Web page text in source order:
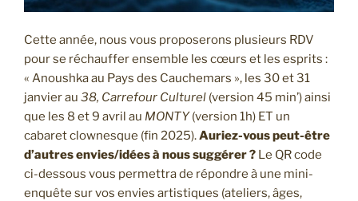
Cette année, nous vous proposerons plusieurs RDV
pour se réchauffer ensemble les cœurs et les esprits :
« Anoushka au Pays des Cauchemars », les 30 et 31
janvier au 38, Carrefour Culturel (version 45 min’) ainsi
que les 8 et 9 avril au MONTY(version 1h) ET un
cabaret clownesque (fin 2025).Auriez-vous peut-être
d’autres envies/idées à nous suggérer ? Le QR code
ci-dessous vous permettra de répondre à une mini-
enquête sur vos envies artistiques (ateliers, âges,